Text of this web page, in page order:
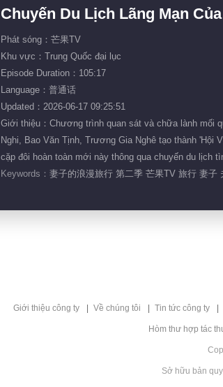
Chuyến Du Lịch Lãng Mạn
Phát sóng：芒果TV
Khu vực：Trung Quốc đại lục
Episode Duration：105:17
Language：普通话
Updated：2026-06-17 09:25:51
Giới thiệu：Chương trình quan sát và chữa lành mối
Nghi, Bao Văn Tịnh, Trương Gia Nghê tạo thành 'Hội
cặp đôi hoàn toàn mới này thông qua chuyến du lịch
Keywords： 妻子的浪漫旅行 第二季 芒果TV 旅行 妻
Giới thiệu công ty Về chúng tôi Tin tức công ty
Hòm thư hợp tác
Sở hữu bản